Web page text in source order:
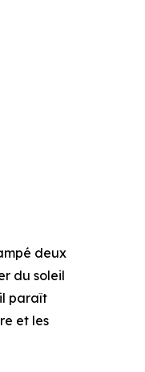
deux
du soleil
paraît
et les